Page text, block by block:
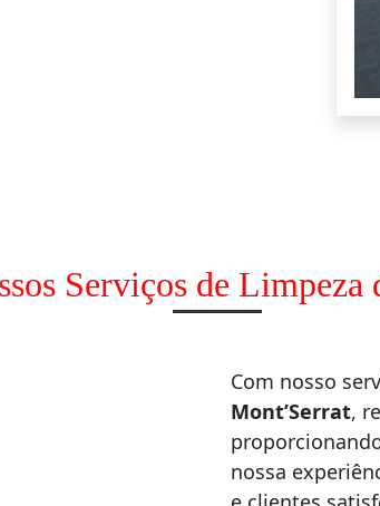
Serviços de Limpeza
Com nosso
Mont’Serrat,
nossa